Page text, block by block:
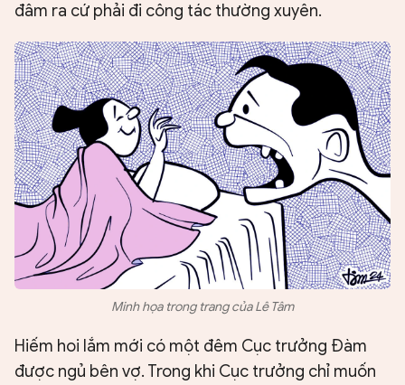
đâm ra cứ phải đi công tác thường xuyên.
Minh họa trong trang của Lê Tâm
Hiếm hoi lắm mới có một đêm Cục trưởng Đàm
được ngủ bên vợ. Trong khi Cục trưởng chỉ muốn